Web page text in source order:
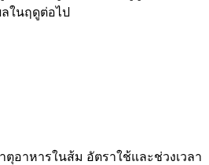
ในฤดูต่อไป
อาหารในส้ม อัตราใช้และช่วงเวลา